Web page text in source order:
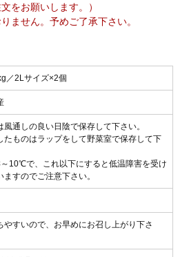
をお願いします。）
ません。予めご了承下さい。
／2Lサイズ×2個
風通しの良い日陰で保存して下さい。
たものはラップをして野菜室で保存して下
10℃で、これ以下にすると低温障害を受け
ますのでご注意下さい。
やすいので、お早めにお召し上がり下さ